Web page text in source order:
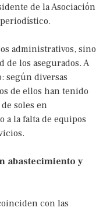
de la Asociación
administrativos, sino
de los asegurados. A
según diversas
de ellos han tenido
soles en
a la falta de equipos
abastecimiento y
con las